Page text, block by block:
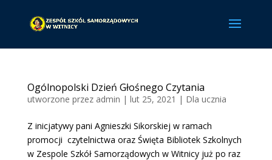
Ogólnopolski Dzień Głośnego Czytania
utworzone przez admin | lut 25, 2021 | Dla ucznia
Z inicjatywy pani Agnieszki Sikorskiej w ramach
promocji czytelnictwa oraz Święta Bibliotek Szkolnych
w Zespole Szkół Samorządowych w Witnicy już po raz